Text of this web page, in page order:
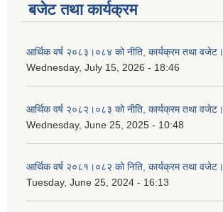
बजेट तथा कार्यक्रम
आर्थिक वर्ष २०८३।०८४ को नीति, कार्यक्रम तथा वजेट।
Wednesday, July 15, 2026 - 18:46
आर्थिक वर्ष २०८२।०८३ को नीति, कार्यक्रम तथा वजेट।
Wednesday, June 25, 2025 - 10:48
आर्थिक वर्ष २०८१।०८२ को निति, कार्यक्रम तथा वजेट।
Tuesday, June 25, 2024 - 16:13